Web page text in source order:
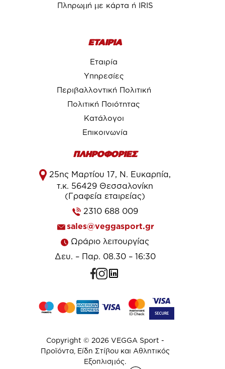
Πληρωμή με κάρτα ή IRIS
ΕΤΑΙΡΙΑ
Εταιρία
Υπηρεσίες
Περιβαλλοντική Πολιτική
Πολιτική Ποιότητας
Κατάλογοι
Επικοινωνία
ΠΛΗΡΟΦΟΡΙΕΣ
25ης Μαρτίου 17, Ν. Ευκαρπία,
τ.κ. 56429 Θεσσαλονίκη
(Γραφεία εταιρείας)
2310 688 009
sales@veggasport.gr
Ωράριο λειτουργίας
Δευ. – Παρ. 08.30 – 16:30
Copyright © 2026 VEGGA Sport -
Προϊόντα, Είδη Στίβου και Αθλητικός
Εξοπλισμός.